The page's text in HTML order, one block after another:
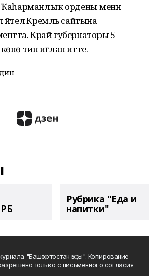
Ҡаһарманлыҡ ордены менән
Кремль сайтына
Край губернаторы 5
тип иғлан итте.
Рубрика "Еда и
напитки"
"Башҡортостан ҡыҙы". Копирование
только с письменного согласия